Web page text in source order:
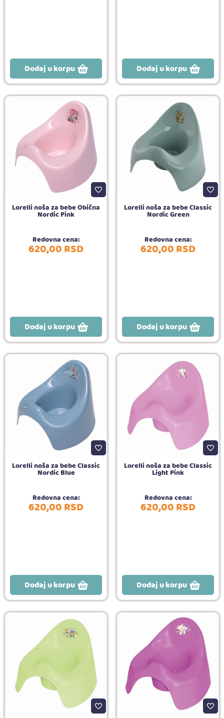
Dodaj u korpu Dodaj u korpu
Lorelli noša za bebe Obična
Nordic Pink
Redovna cena:
620,00RSD
Dodaj u korpu
Lorelli noša za bebe Classic
Nordic Green
Redovna cena:
620,00RSD
Dodaj u korpu
Lorelli noša za bebe Classic
Nordic Blue
Redovna cena:
620,00RSD
Dodaj u korpu
Lorelli noša za bebe Classic
Light Pink
Redovna cena:
620,00RSD
Dodaj u korpu